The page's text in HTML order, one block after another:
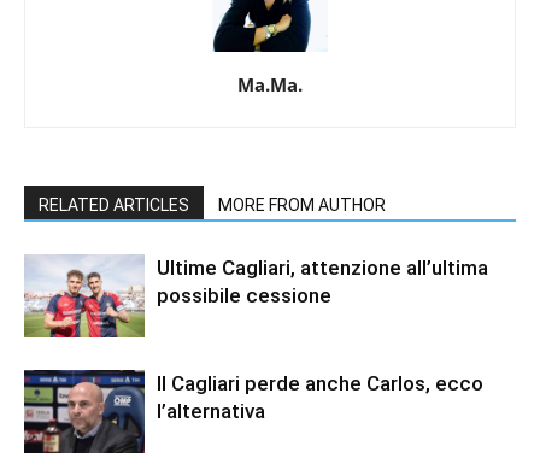
Ma.Ma.
RELATED ARTICLES MORE FROM AUTHOR
Ultime Cagliari, attenzione all’ultima
possibile cessione
Il Cagliari perde anche Carlos, ecco
l’alternativa